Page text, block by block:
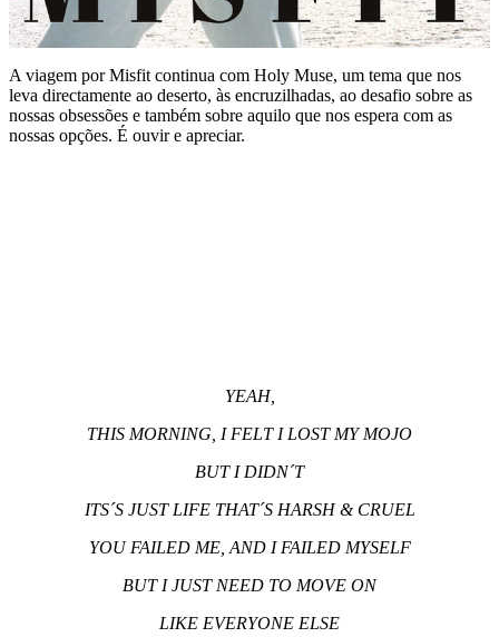
A viagem por Misfit continua com Holy Muse, um tema que nos
leva directamente ao deserto, às encruzilhadas, ao desafio sobre as
nossas obsessões e também sobre aquilo que nos espera com as
nossas opções. É ouvir e apreciar.
YEAH,
THIS MORNING, I FELT I LOST MY MOJO
BUT I DIDN´T
ITS´S JUST LIFE THAT´S HARSH & CRUEL
YOU FAILED ME, AND I FAILED MYSELF
BUT I JUST NEED TO MOVE ON
LIKE EVERYONE ELSE